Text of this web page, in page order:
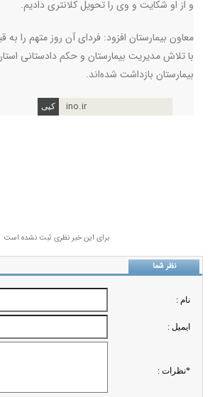
و از او شکایت و وی را تحویل کلانتری دادیم.
معاون بیمارستان افزود: فردای آن روز متهم را به
بیمارستان بازداشت شده‌اند.
ino.ir
برای این خبر نظری ثبت نشده است
نظر شما
نام :
ايميل :
*نظرات :